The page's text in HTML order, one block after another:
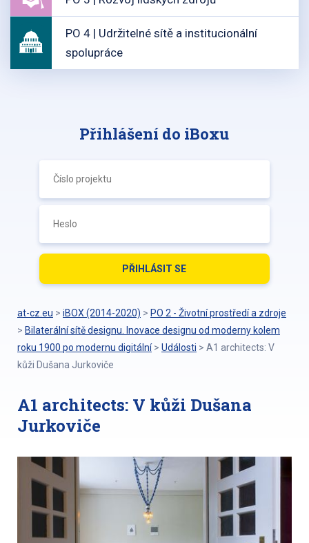
PO 4 | Udržitelné sítě a institucionální
spolupráce
Přihlášení do iBoxu
at-cz.eu > iBOX (2014-2020) > PO 2 - Životní prostředí a zdroje
> Bilaterální sítě designu. Inovace designu od moderny kolem
roku 1900 po modernu digitální > Události > A1 architects: V
kůži Dušana Jurkoviče
A1 architects: V kůži Dušana
Jurkoviče